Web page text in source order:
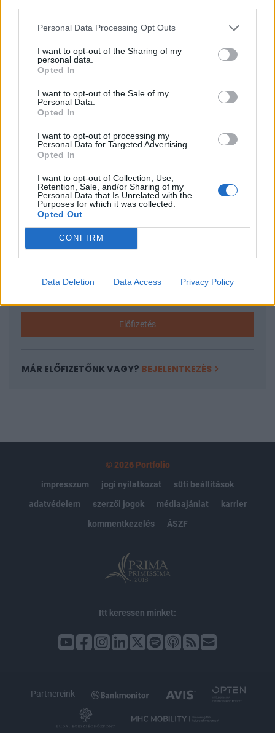
Personal Data Processing Opt Outs
I want to opt-out of the Sharing of my
personal data.
Opted In
I want to opt-out of the Sale of my
Personal Data.
Opted In
I want to opt-out of processing my
Personal Data for Targeted Advertising.
Opted In
I want to opt-out of Collection, Use,
Retention, Sale, and/or Sharing of my
Personal Data that Is Unrelated with the
Purposes for which it was collected.
Opted Out
CONFIRM
Data Deletion Data Access Privacy Policy
is szó lesz idei Banking Technology konferenciánkon
november 15-én. A regisztrációt megnyitottuk, most extra
early bird áron vásárolhat jegyeket!Információ és
jelentkezés A piaci felmérést követő első lépésként március
20-án felállt az Innovation Hub, és előkészítés alatt áll az
innovációk piacra lépését...
KEDVES OLVASÓNK!
A keresett cikk a portfolio.hu hírarchívumához
tartozik, melynek olvasása előfizetéses
regisztrációhoz kötött.
Az előfizetés a következőket tartalmazza:
Kötéslisták: BÉT elmúlt 2 év napon belüli
Előfizetés
MÁR ELŐFIZETŐNK VAGY? BEJELENTKEZÉS
© 2026 Portfolio
impresszum
jogi nyilatkozat
süti beállítások
adatvédelem
szerzői jogok médiaajánlat
karrier
kommentkezelés
ÁSZF
Itt keressen minket:
Partnereink